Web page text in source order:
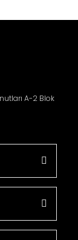
A-2 Blok